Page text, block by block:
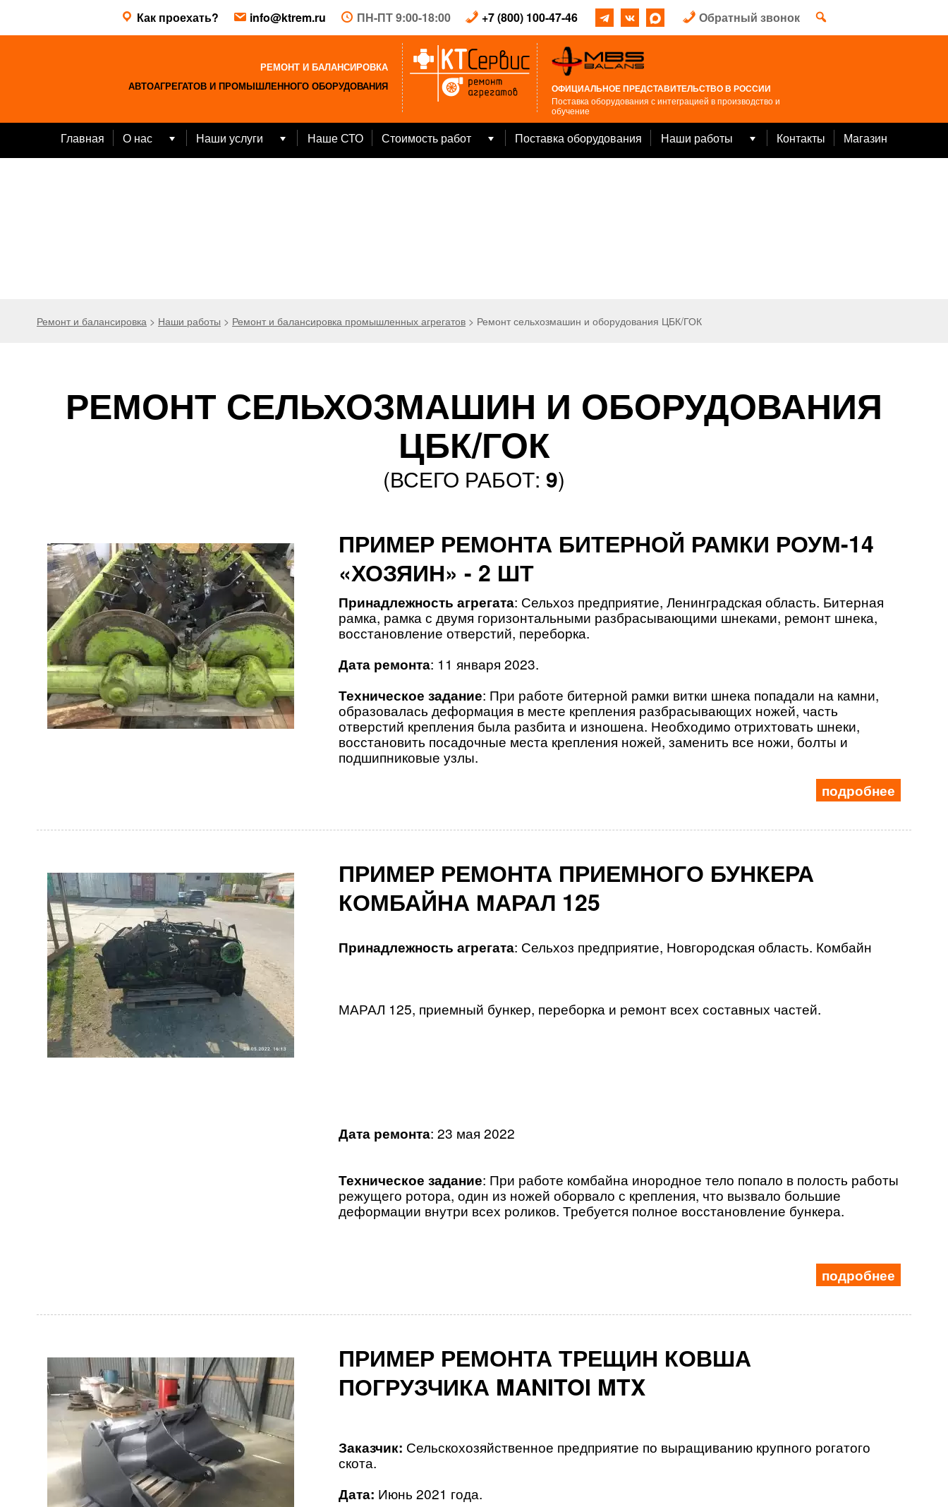
content
Как проехать? info@ktrem.ru ПН-ПТ 9:00-18:00 +7 (800) 100-47-46 Обратный звонок
РЕМОНТ И БАЛАНСИРОВКА
АВТОАГРЕГАТОВ И ПРОМЫШЛЕННОГО ОБОРУДОВАНИЯ
ОФИЦИАЛЬНОЕ ПРЕДСТАВИТЕЛЬСТВО В РОССИИ
Поставка оборудования с интеграцией в производство и
обучение
Главная О нас
Open
Наши услуги
Open
Наше СТО Стоимость работ
Open
Поставка оборудования Наши работы
Open
Контакты Магазин
Ремонт и балансировка > Наши работы > Ремонт и балансировка промышленных агрегатов > Ремонт сельхозмашин и оборудования ЦБК/ГОК
РЕМОНТ СЕЛЬХОЗМАШИН И ОБОРУДОВАНИЯ
ЦБК/ГОК
(ВСЕГО РАБОТ: 9)
ПРИМЕР РЕМОНТА БИТЕРНОЙ РАМКИ РОУМ-14
«ХОЗЯИН» - 2 ШТ
Принадлежность агрегата: Сельхоз предприятие, Ленинградская область. Битерная
рамка, рамка с двумя горизонтальными разбрасывающими шнеками, ремонт шнека,
восстановление отверстий, переборка.
Дата ремонта: 11 января 2023.
Техническое задание: При работе битерной рамки витки шнека попадали на камни,
образовалась деформация в месте крепления разбрасывающих ножей, часть
отверстий крепления была разбита и изношена. Необходимо отрихтовать шнеки,
восстановить посадочные места крепления ножей, заменить все ножи, болты и
подшипниковые узлы.
подробнее
ПРИМЕР РЕМОНТА ПРИЕМНОГО БУНКЕРА
КОМБАЙНА МАРАЛ 125
Принадлежность агрегата: Сельхоз предприятие, Новгородская область. Комбайн
МАРАЛ 125, приемный бункер, переборка и ремонт всех составных частей.
Дата ремонта: 23 мая 2022
Техническое задание: При работе комбайна инородное тело попало в полость работы
режущего ротора, один из ножей оборвало с крепления, что вызвало большие
деформации внутри всех роликов. Требуется полное восстановление бункера.
подробнее
ПРИМЕР РЕМОНТА ТРЕЩИН КОВША
ПОГРУЗЧИКА MANITOI MTX
Заказчик: Сельскохозяйственное предприятие по выращиванию крупного рогатого
скота.
Дата: Июнь 2021 года.